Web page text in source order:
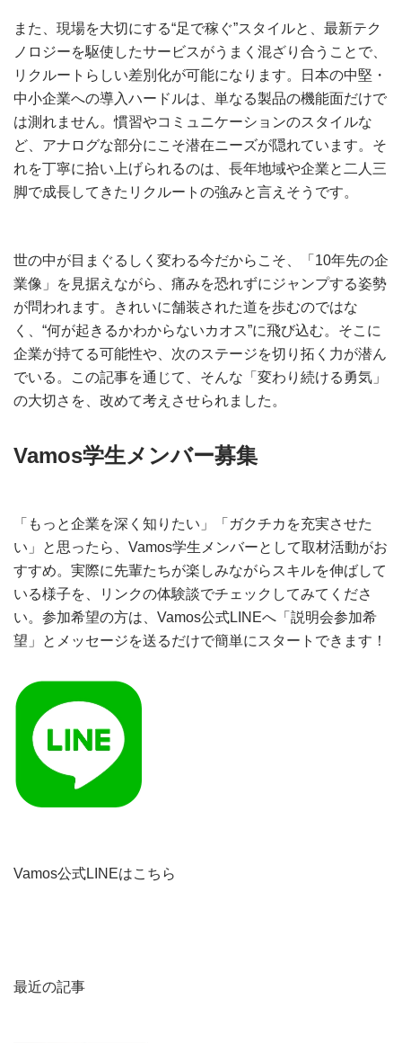
また、現場を大切にする“足で稼ぐ”スタイルと、最新テク
ノロジーを駆使したサービスがうまく混ざり合うことで、
リクルートらしい差別化が可能になります。日本の中堅・
中小企業への導入ハードルは、単なる製品の機能面だけで
は測れません。慣習やコミュニケーションのスタイルな
ど、アナログな部分にこそ潜在ニーズが隠れています。そ
れを丁寧に拾い上げられるのは、長年地域や企業と二人三
脚で成長してきたリクルートの強みと言えそうです。
世の中が目まぐるしく変わる今だからこそ、「10年先の企
業像」を見据えながら、痛みを恐れずにジャンプする姿勢
が問われます。きれいに舗装された道を歩むのではな
く、“何が起きるかわからないカオス”に飛び込む。そこに
企業が持てる可能性や、次のステージを切り拓く力が潜ん
でいる。この記事を通じて、そんな「変わり続ける勇気」
の大切さを、改めて考えさせられました。
Vamos学生メンバー募集
「もっと企業を深く知りたい」「ガクチカを充実させた
い」と思ったら、Vamos学生メンバーとして取材活動がお
すすめ。実際に先輩たちが楽しみながらスキルを伸ばして
いる様子を、リンクの体験談でチェックしてみてくださ
い。参加希望の方は、Vamos公式LINEへ「説明会参加希
望」とメッセージを送るだけで簡単にスタートできます！
Vamos公式LINEはこちら
最近の記事